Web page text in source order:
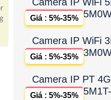
Giá : 5%-35%
Camera IP WiFi
Giá : 5%-35%
Camera IP PT
Giá : 5%-35%